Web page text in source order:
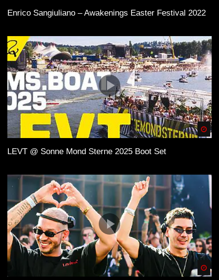
Enrico Sangiuliano – Awakenings Easter Festival 2022
LEVT @ Sonne Mond Sterne 2025 Boot Set